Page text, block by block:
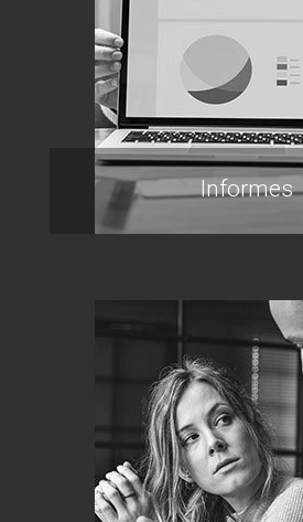
Informes